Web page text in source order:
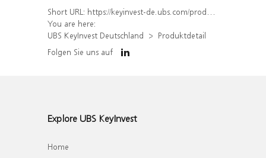
Short URL: https://keyinvest-de.ubs.com/produkt/detail/index/isin/DE000UK3VTD5
You are here:
UBS KeyInvest Deutschland
Produktdetail
Folgen Sie uns auf
Explore UBS KeyInvest
Home